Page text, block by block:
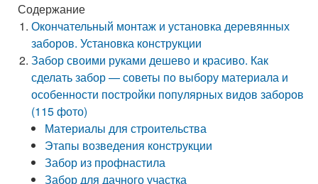
Содержание
Окончательный монтаж и установка деревянных
заборов. Установка конструкции
Забор своими руками дешево и красиво. Как
сделать забор — советы по выбору материала и
особенности постройки популярных видов заборов
(115 фото)
Материалы для строительства
Этапы возведения конструкции
Забор из профнастила
Забор для дачного участка